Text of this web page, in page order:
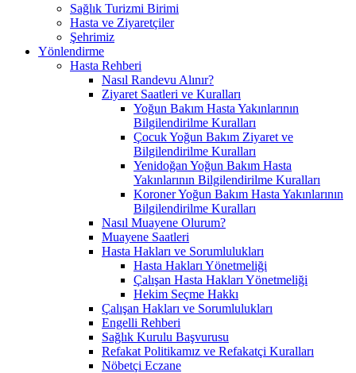
Sağlık Turizmi Birimi
Hasta ve Ziyaretçiler
Şehrimiz
Yönlendirme
Hasta Rehberi
Nasıl Randevu Alınır?
Ziyaret Saatleri ve Kuralları
Yoğun Bakım Hasta Yakınlarının
Bilgilendirilme Kuralları
Çocuk Yoğun Bakım Ziyaret ve
Bilgilendirilme Kuralları
Yenidoğan Yoğun Bakım Hasta
Yakınlarının Bilgilendirilme Kuralları
Koroner Yoğun Bakım Hasta Yakınlarının
Bilgilendirilme Kuralları
Nasıl Muayene Olurum?
Muayene Saatleri
Hasta Hakları ve Sorumlulukları
Hasta Hakları Yönetmeliği
Çalışan Hasta Hakları Yönetmeliği
Hekim Seçme Hakkı
Çalışan Hakları ve Sorumlulukları
Engelli Rehberi
Sağlık Kurulu Başvurusu
Refakat Politikamız ve Refakatçi Kuralları
Nöbetçi Eczane